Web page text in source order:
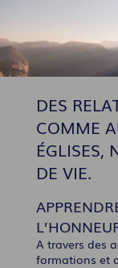
DES
COMME
ÉGLISES,
DE VIE.
A travers des
formations et